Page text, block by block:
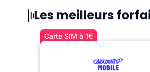
Les meilleurs
Carte SIM à 1€